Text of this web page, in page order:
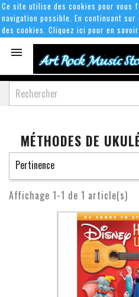
Ce site utilise des cookies pour vous
navigation possible. En continuant
des cookies. Cliquez ici pour en

MÉTHODES DE
Pertinence
Affichage 1-1 de 1 article(s)